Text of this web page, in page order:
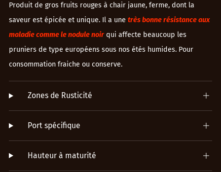
Produit de gros fruits rouges à chair jaune, ferme, dont la
saveur est épicée et unique. Il a une très bonne résistance aux
maladie comme le nodule noir qui affecte beaucoup les
pruniers de type européens sous nos étés humides. Pour
consommation fraiche ou conserve.
Zones de Rusticité
Port spécifique
Hauteur à maturité